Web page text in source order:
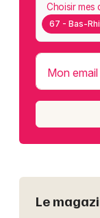
67 - Bas-
Choisir mes
Mon email
Le